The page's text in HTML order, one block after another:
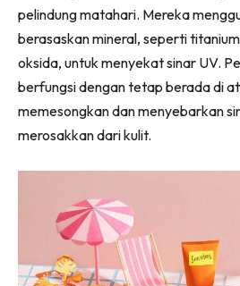
pelindung matahari. Mereka
berasaskan mineral, seperti
oksida, untuk menyekat sinar UV.
berfungsi dengan tetap berada di
memesongkan dan menyebarkan
merosakkan dari kulit.